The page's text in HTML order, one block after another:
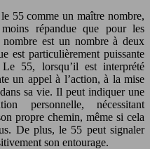
55 comme un maître nombre,
répandue que pour les
est un nombre à deux
est particulièrement puissante
55, lorsqu’il est interprété
un appel à l’action, à la mise
sa vie. Il peut indiquer une
personnelle, nécessitant
propre chemin, même si cela
De plus, le 55 peut signaler
son entourage.